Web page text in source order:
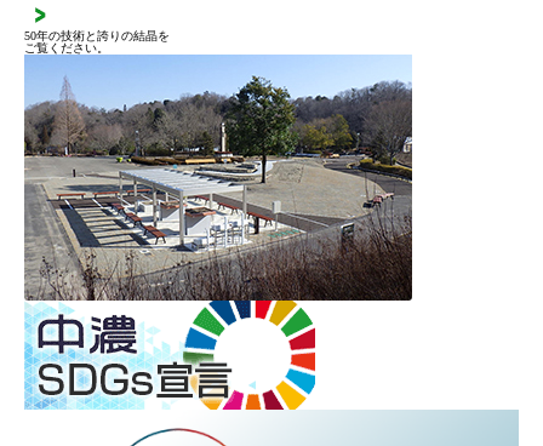
50年の技術と誇りの結晶を
ご覧ください。